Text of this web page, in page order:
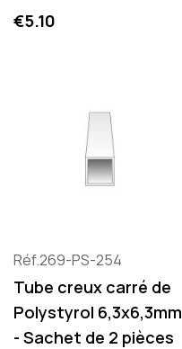
Price
€5.10
Réf.269-PS-254
Tube creux carré de
Polystyrol 6,3x6,3mm
- Sachet de 2 pièces